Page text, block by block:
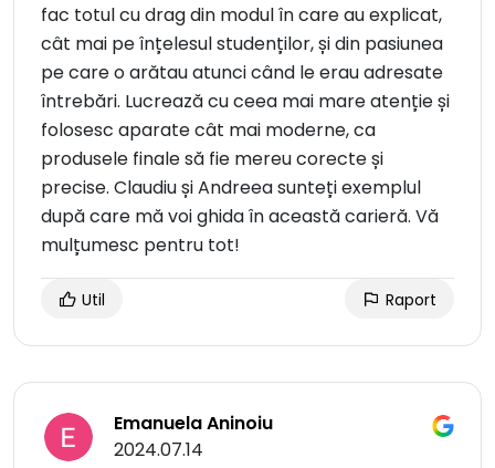
fac totul cu drag din modul în care au explicat,
cât mai pe înțelesul studenților, și din pasiunea
pe care o arătau atunci când le erau adresate
întrebări. Lucrează cu ceea mai mare atenție și
folosesc aparate cât mai moderne, ca
produsele finale să fie mereu corecte și
precise. Claudiu și Andreea sunteți exemplul
după care mă voi ghida în această carieră. Vă
mulțumesc pentru tot!
Util Raport
Emanuela Aninoiu
2024.07.14